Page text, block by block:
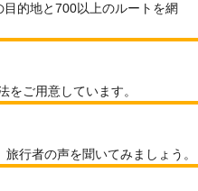
的地と700以上のルートを網
をご用意しています。
旅行者の声を聞いてみましょう。